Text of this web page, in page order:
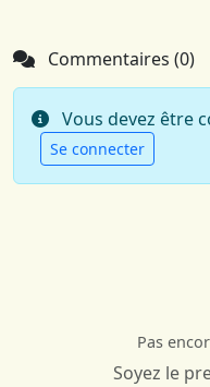
Commentaires (0)
Vous devez être
Se connecter
Pas
Soyez le